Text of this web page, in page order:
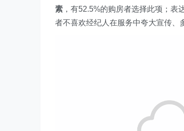
素 ，有52.5%的购房者选择此项；
者不喜欢经纪人在服务中夸大宣传、